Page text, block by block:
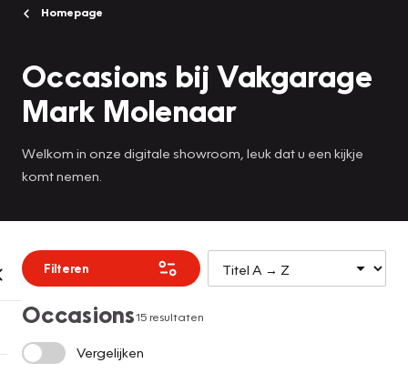
Homepage
Occasions bij Vakgarage
Mark Molenaar
Welkom in onze digitale showroom, leuk dat u een kijkje
komt nemen.
Filteren
Occasions15 resultaten
Vergelijken